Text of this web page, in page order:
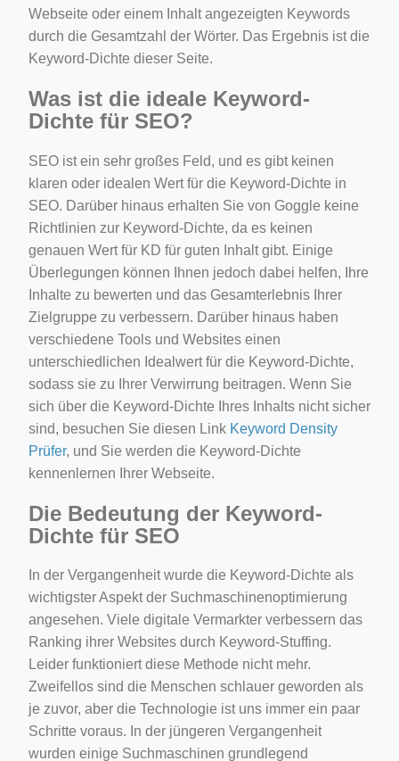
Webseite oder einem Inhalt angezeigten Keywords
durch die Gesamtzahl der Wörter. Das Ergebnis ist die
Keyword-Dichte dieser Seite.
Was ist die ideale Keyword-
Dichte für SEO?
SEO ist ein sehr großes Feld, und es gibt keinen
klaren oder idealen Wert für die Keyword-Dichte in
SEO. Darüber hinaus erhalten Sie von Goggle keine
Richtlinien zur Keyword-Dichte, da es keinen
genauen Wert für KD für guten Inhalt gibt. Einige
Überlegungen können Ihnen jedoch dabei helfen, Ihre
Inhalte zu bewerten und das Gesamterlebnis Ihrer
Zielgruppe zu verbessern. Darüber hinaus haben
verschiedene Tools und Websites einen
unterschiedlichen Idealwert für die Keyword-Dichte,
sodass sie zu Ihrer Verwirrung beitragen. Wenn Sie
sich über die Keyword-Dichte Ihres Inhalts nicht sicher
sind, besuchen Sie diesen Link Keyword Density
Prüfer, und Sie werden die Keyword-Dichte
kennenlernen Ihrer Webseite.
Die Bedeutung der Keyword-
Dichte für SEO
In der Vergangenheit wurde die Keyword-Dichte als
wichtigster Aspekt der Suchmaschinenoptimierung
angesehen. Viele digitale Vermarkter verbessern das
Ranking ihrer Websites durch Keyword-Stuffing.
Leider funktioniert diese Methode nicht mehr.
Zweifellos sind die Menschen schlauer geworden als
je zuvor, aber die Technologie ist uns immer ein paar
Schritte voraus. In der jüngeren Vergangenheit
wurden einige Suchmaschinen grundlegend